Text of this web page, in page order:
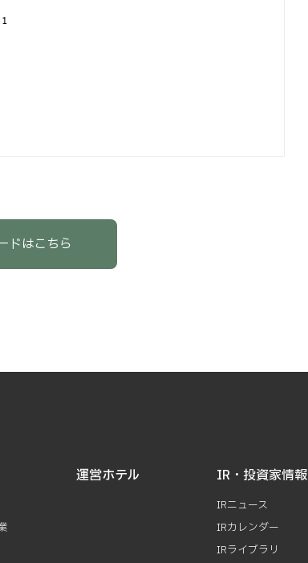
ドはこちら
運営ホテル IR・投資家情報
IRニュース
IRカレンダー
IRライブラリ